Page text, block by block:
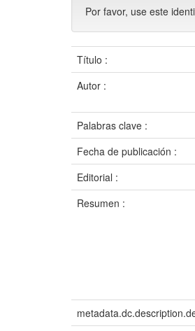
Por favor, use este
Título :
Autor :
Palabras clave :
Fecha de publicación :
Editorial :
Resumen :